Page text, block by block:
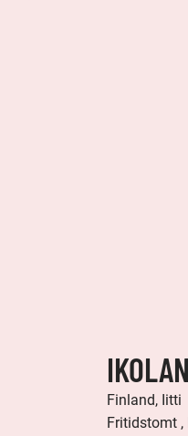
Finland, Iitti
Fritidstomt ,